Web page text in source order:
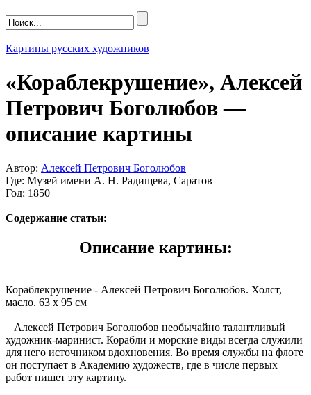
Картины русских художников
«Кораблекрушение», Алексей
Петрович Боголюбов —
описание картины
Автор: Алексей Петрович Боголюбов
Где: Музей имени А. Н. Радищева, Саратов
Год: 1850
Содержание статьи:
Описание картины:
Кораблекрушение - Алексей Петрович Боголюбов. Холст,
масло. 63 x 95 см
Алексей Петрович Боголюбов необычайно талантливый
художник-маринист. Корабли и морские виды всегда служили
для него источником вдохновения. Во время службы на флоте
он поступает в Академию художеств, где в числе первых
работ пишет эту картину.